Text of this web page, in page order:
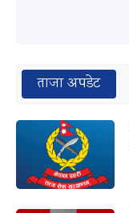
ताजा अपडेट